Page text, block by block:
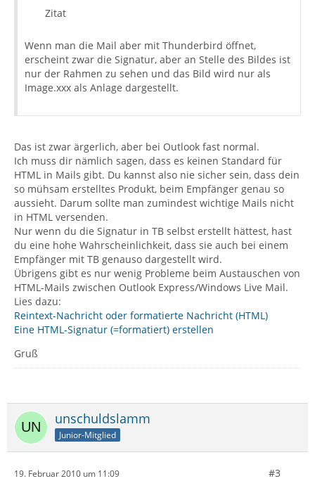
Zitat
Wenn man die Mail aber mit Thunderbird öffnet,
erscheint zwar die Signatur, aber an Stelle des Bildes ist
nur der Rahmen zu sehen und das Bild wird nur als
Image.xxx als Anlage dargestellt.
Das ist zwar ärgerlich, aber bei Outlook fast normal.
Ich muss dir nämlich sagen, dass es keinen Standard für
HTML in Mails gibt. Du kannst also nie sicher sein, dass dein
so mühsam erstelltes Produkt, beim Empfänger genau so
aussieht. Darum sollte man zumindest wichtige Mails nicht
in HTML versenden.
Nur wenn du die Signatur in TB selbst erstellt hättest, hast
du eine hohe Wahrscheinlichkeit, dass sie auch bei einem
Empfänger mit TB genauso dargestellt wird.
Übrigens gibt es nur wenig Probleme beim Austauschen von
HTML-Mails zwischen Outlook Express/Windows Live Mail.
Lies dazu:
Reintext-Nachricht oder formatierte Nachricht (HTML)
Eine HTML-Signatur (=formatiert) erstellen
Gruß
unschuldslamm
Junior-Mitglied
19. Februar 2010 um 11:09 #3